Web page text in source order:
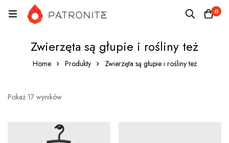
0
Zwierzęta są głupie i rośliny też
Home Produkty Zwierzęta są głupie i rośliny też
Pokaż 17 wyników